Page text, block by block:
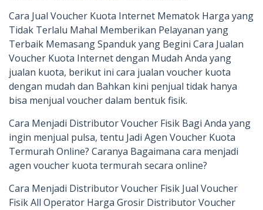
Cara Jual Voucher Kuota Internet Mematok Harga yang
Tidak Terlalu Mahal Memberikan Pelayanan yang
Terbaik Memasang Spanduk yang Begini Cara Jualan
Voucher Kuota Internet dengan Mudah Anda yang
jualan kuota, berikut ini cara jualan voucher kuota
dengan mudah dan Bahkan kini penjual tidak hanya
bisa menjual voucher dalam bentuk fisik.
Cara Menjadi Distributor Voucher Fisik Bagi Anda yang
ingin menjual pulsa, tentu Jadi Agen Voucher Kuota
Termurah Online? Caranya Bagaimana cara menjadi
agen voucher kuota termurah secara online?
Cara Menjadi Distributor Voucher Fisik Jual Voucher
Fisik All Operator Harga Grosir Distributor Voucher